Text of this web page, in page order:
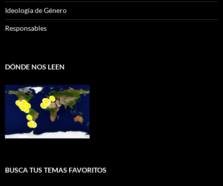
Ideología de Género
Responsables
DÓNDE NOS LEEN
BUSCA TUS TEMAS FAVORITOS